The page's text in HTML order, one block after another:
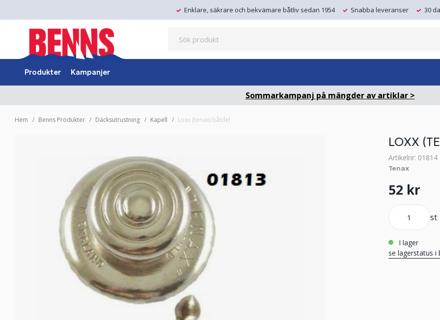
Enklare, säkrare och bekvämare båtliv sedan 1954 Snabba leveranser 30
Produkter Kampanjer
Sommarkampanj på mängder av artiklar >
Hem Benns Produkter Däcksutrustning Kapell Loxx (tenax) båtdel
LOXX
Artikelnr: 01814
Tenax
52 kr
st
i lager
se lagerstatus i